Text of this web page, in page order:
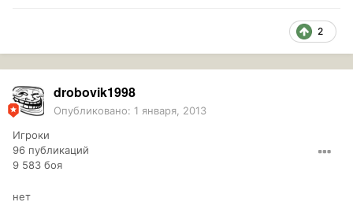
2
drobovik1998
Опубликовано: 1 января, 2013
Игроки
96 публикаций
9 583 боя
нет